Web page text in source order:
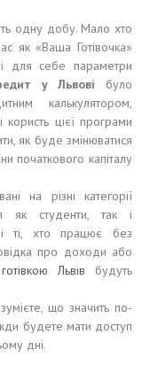
одну добу. Мало хто
як «Ваша Готівочка»
для себе параметри
у Львові було
калькулятором,
користь цієї програми
як буде змінюватися
початкового капіталу
на різні категорії
як студенти, так і
ті, хто працює без
про доходи або
Львів будуть
що значить по-
будете мати доступ
дні.